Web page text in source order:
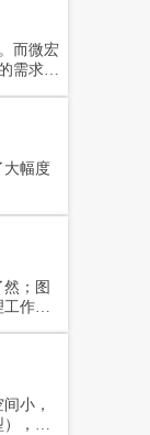
而微宏
需求配
大幅度
；图
作更
小，
），服